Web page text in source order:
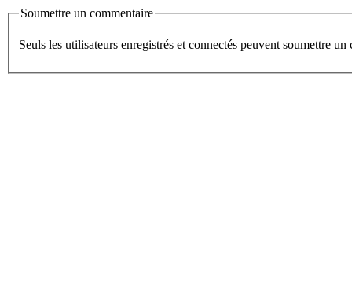
Soumettre un commentaire
Seuls les utilisateurs enregistrés et connectés peuvent soumettre un